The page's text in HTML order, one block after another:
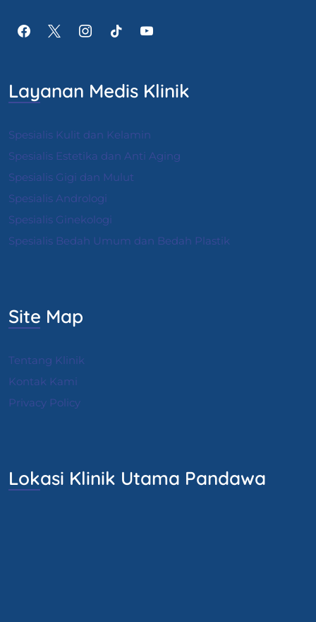
Layanan Medis Klinik
Spesialis Kulit dan Kelamin
Spesialis Estetika dan Anti Aging
Spesialis Gigi dan Mulut
Spesialis Andrologi
Spesialis Ginekologi
Spesialis Bedah Umum dan Bedah Plastik
Site Map
Tentang Klinik
Kontak Kami
Privacy Policy
Lokasi Klinik Utama Pandawa